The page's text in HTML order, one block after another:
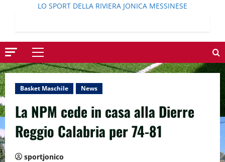
LO SPORT DELLA RIVIERA JONICA MESSINESE
Menu
principale
Basket Maschile News
La NPM cede in casa alla Dierre
Reggio Calabria per 74-81
sportjonico